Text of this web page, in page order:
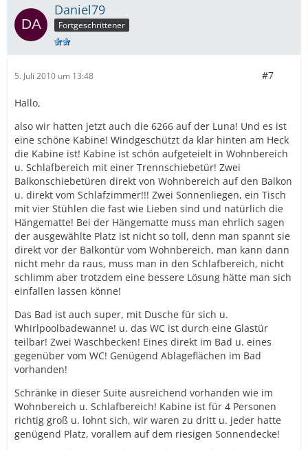
Daniel79
Fortgeschrittener
5. Juli 2010 um 13:48 #7
Hallo,
also wir hatten jetzt auch die 6266 auf der Luna! Und es ist
eine schöne Kabine! Windgeschützt da klar hinten am Heck
die Kabine ist! Kabine ist schön aufgeteielt in Wohnbereich
u. Schlafbereich mit einer Trennschiebetür! Zwei
Balkonschiebetüren direkt von Wohnbereich auf den Balkon
u. direkt vom Schlafzimmer!!! Zwei Sonnenliegen, ein Tisch
mit vier Stühlen die fast wie Lieben sind und natürlich die
Hängematte! Bei der Hängematte muss man ehrlich sagen
der ausgewählte Platz ist nicht so toll, denn man spannt sie
direkt vor der Balkontür vom Wohnbereich, man kann dann
nicht mehr da raus, muss man in den Schlafbereich, nicht
schlimm aber trotzdem eine bessere Lösung hätte man sich
einfallen lassen könne!
Das Bad ist auch super, mit Dusche für sich u.
Whirlpoolbadewanne! u. das WC ist durch eine Glastür
teilbar! Zwei Waschbecken! Eines direkt im Bad u. eines
gegenüber vom WC! Genügend Ablageflächen im Bad
vorhanden!
Schränke in dieser Suite ausreichend vorhanden wie im
Wohnbereich u. Schlafbereich! Kabine ist für 4 Personen
richtig groß u. lohnt sich, wir waren zu dritt u. jeder hatte
genügend Platz, vorallem auf dem riesigen Sonnendecke!